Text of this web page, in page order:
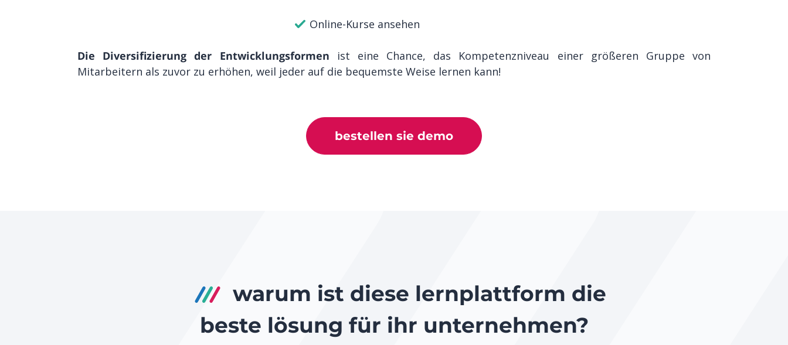
Online-Kurse ansehen
Die Diversifizierung der Entwicklungsformen ist eine Chance, das Kompetenzniveau einer größeren Gruppe von
Mitarbeitern als zuvor zu erhöhen, weil jeder auf die bequemste Weise lernen kann!
bestellen sie demo
warum ist diese lernplattform die
beste lösung für ihr unternehmen?